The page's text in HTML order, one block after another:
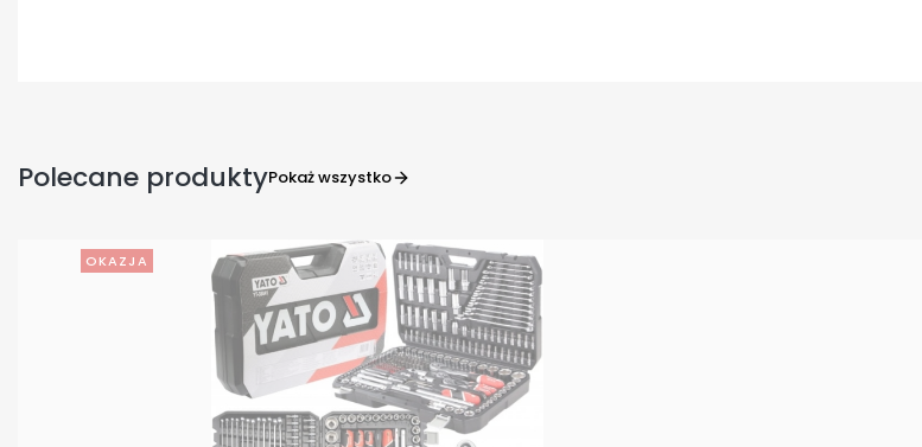
Polecane produktyPokaż wszystko
OKAZJA